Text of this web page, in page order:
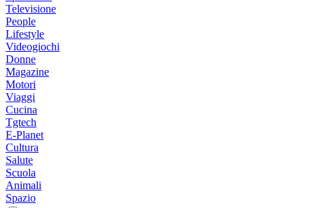
Televisione
People
Lifestyle
Videogiochi
Donne
Magazine
Motori
Viaggi
Cucina
Tgtech
E-Planet
Cultura
Salute
Scuola
Animali
Spazio